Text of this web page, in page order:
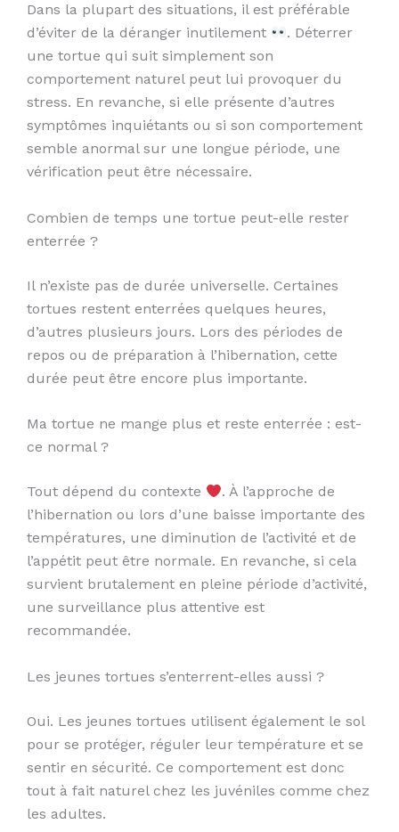
Dans la plupart des situations, il est préférable
d’éviter de la déranger inutilement
. Déterrer
une tortue qui suit simplement son
comportement naturel peut lui provoquer du
stress. En revanche, si elle présente d’autres
symptômes inquiétants ou si son comportement
semble anormal sur une longue période, une
vérification peut être nécessaire.
Combien de temps une tortue peut-elle rester
enterrée ?
Il n’existe pas de durée universelle. Certaines
tortues restent enterrées quelques heures,
d’autres plusieurs jours. Lors des périodes de
repos ou de préparation à l’hibernation, cette
durée peut être encore plus importante.
Ma tortue ne mange plus et reste enterrée : est-
ce normal ?
Tout dépend du contexte
. À l’approche de
l’hibernation ou lors d’une baisse importante des
températures, une diminution de l’activité et de
l’appétit peut être normale. En revanche, si cela
survient brutalement en pleine période d’activité,
une surveillance plus attentive est
recommandée.
Les jeunes tortues s’enterrent-elles aussi ?
Oui. Les jeunes tortues utilisent également le sol
pour se protéger, réguler leur température et se
sentir en sécurité. Ce comportement est donc
tout à fait naturel chez les juvéniles comme chez
les adultes.